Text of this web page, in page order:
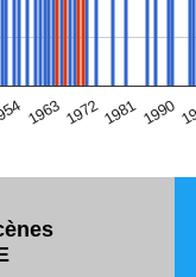
1963 19721981 1990